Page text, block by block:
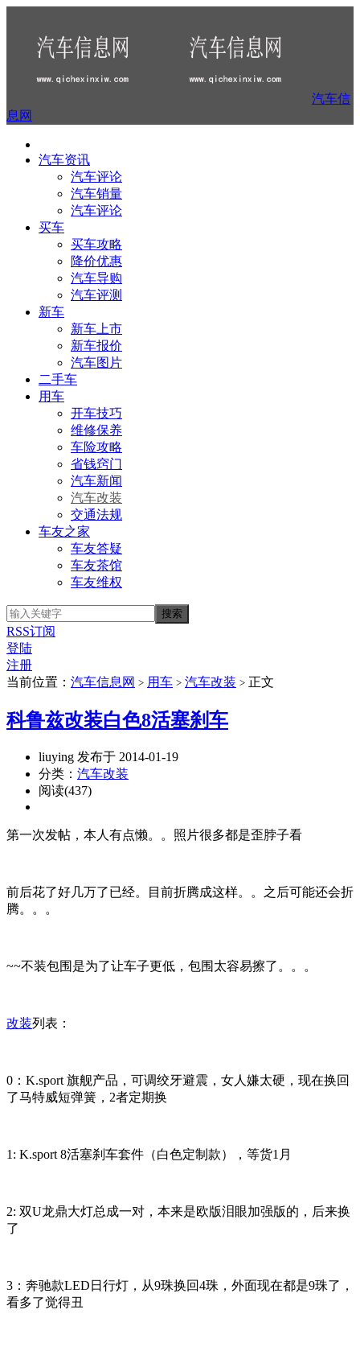
汽车信
息网
汽车资讯
汽车评论
汽车销量
汽车评论
买车
买车攻略
降价优惠
汽车导购
汽车评测
新车
新车上市
新车报价
汽车图片
二手车
用车
开车技巧
维修保养
车险攻略
省钱窍门
汽车新闻
汽车改装
交通法规
车友之家
车友答疑
车友茶馆
车友维权
RSS订阅
登陆
注册
当前位置： 汽车信息网 > 用车 > 汽车改装 > 正文
科鲁兹改装白色8活塞刹车
liuying 发布于 2014-01-19
分类： 汽车改装
阅读(437)
第一次发帖，本人有点懒。。照片很多都是歪脖子看
前后花了好几万了已经。目前折腾成这样。。之后可能还会折
腾。。。
~~不装包围是为了让车子更低，包围太容易擦了。。。
改装列表：
0：K.sport 旗舰产品，可调绞牙避震，女人嫌太硬，现在换回
了马特威短弹簧，2者定期换
1: K.sport 8活塞刹车套件（白色定制款），等货1月
2: 双U龙鼎大灯总成一对，本来是欧版泪眼加强版的，后来换
了
3：奔驰款LED日行灯，从9珠换回4珠，外面现在都是9珠了，
看多了觉得丑